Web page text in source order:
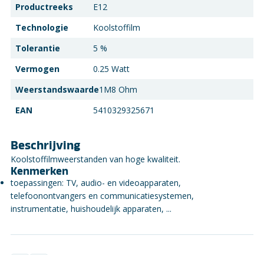
Productreeks
E12
Technologie
Koolstoffilm
Tolerantie
5 %
Vermogen
0.25 Watt
Weerstandswaarde1M8 Ohm
EAN
5410329325671
Beschrijving
Koolstoffilmweerstanden van hoge kwaliteit.
Kenmerken
toepassingen: TV, audio- en videoapparaten,
telefoonontvangers en communicatiesystemen,
instrumentatie, huishoudelijk apparaten, ...